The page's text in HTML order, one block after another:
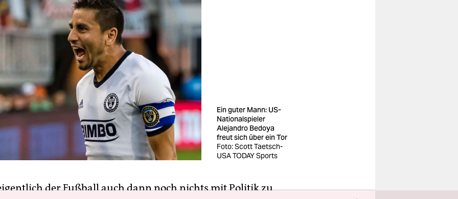
Ein guter Mann: US-
Nationalspieler
Alejandro Bedoya
freut sich über ein Tor
Foto: Scott Taetsch-
USA TODAY Sports
der Fußball auch dann noch nichts mit Politik zu